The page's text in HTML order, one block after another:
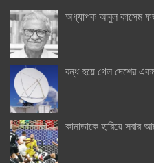
অধ্যাপক আবুল কাসেম
বন্ধ হয়ে গেল দেশের
কানাডাকে হারিয়ে সবার